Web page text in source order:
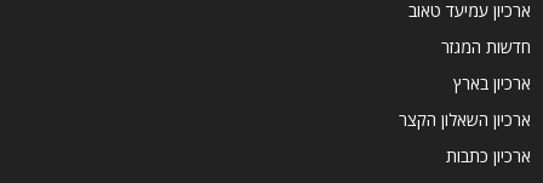
ארכיון עמיעד טאוב
חדשות המגזר
ארכיון בארץ
ארכיון השאלון הקצר
ארכיון כתבות